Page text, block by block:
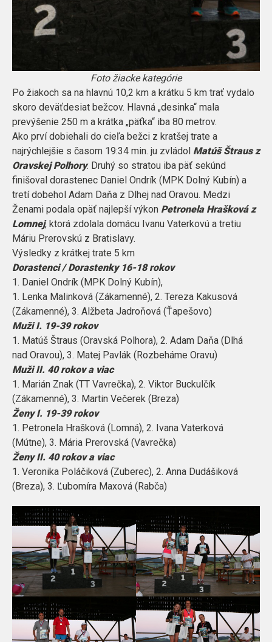
Foto žiacke kategórie
Po žiakoch sa na hlavnú 10,2 km a krátku 5 km trať vydalo
skoro deväťdesiat bežcov. Hlavná „desinka“ mala
prevýšenie 250 m a krátka „päťka“ iba 80 metrov.
Ako prví dobiehali do cieľa bežci z kratšej trate a
najrýchlejšie s časom 19:34 min. ju zvládol Matúš Štraus z
Oravskej Polhory. Druhý so stratou iba päť sekúnd
finišoval dorastenec Daniel Ondrík (MPK Dolný Kubín) a
tretí dobehol Adam Daňa z Dlhej nad Oravou. Medzi
Ženami podala opäť najlepší výkon Petronela Hrašková z
Lomnej, ktorá zdolala domácu Ivanu Vaterkovú a tretiu
Máriu Prerovskú z Bratislavy.
Výsledky z krátkej trate 5 km
Dorastenci / Dorastenky 16-18 rokov
1. Daniel Ondrík (MPK Dolný Kubín),
1. Lenka Malinková (Zákamenné), 2. Tereza Kakusová
(Zákamenné), 3. Alžbeta Jadroňová (Ťapešovo)
Muži I. 19-39 rokov
1. Matúš Štraus (Oravská Polhora), 2. Adam Daňa (Dlhá
nad Oravou), 3. Matej Pavlák (Rozbeháme Oravu)
Muži II. 40 rokov a viac
1. Marián Znak (TT Vavrečka), 2. Viktor Buckulčík
(Zákamenné), 3. Martin Večerek (Breza)
Ženy I. 19-39 rokov
1. Petronela Hrašková (Lomná), 2. Ivana Vaterková
(Mútne), 3. Mária Prerovská (Vavrečka)
Ženy II. 40 rokov a viac
1. Veronika Poláčiková (Zuberec), 2. Anna Dudášiková
(Breza), 3. Ľubomíra Maxová (Rabča)